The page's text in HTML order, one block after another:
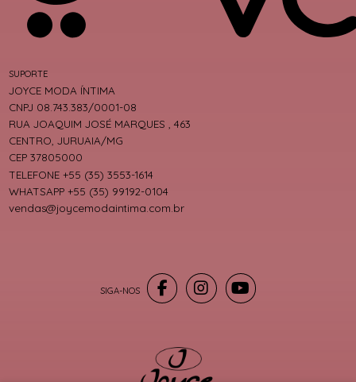
SUPORTE
JOYCE MODA ÍNTIMA
CNPJ 08.743.383/0001-08
RUA JOAQUIM JOSÉ MARQUES , 463
CENTRO, JURUAIA/MG
CEP 37805000
TELEFONE +55 (35) 3553-1614
WHATSAPP +55 (35) 99192-0104
vendas@joycemodaintima.com.br